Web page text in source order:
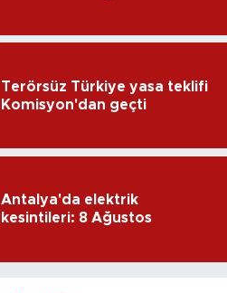
Terörsüz Türkiye yasa teklifi
Komisyon'dan geçti
Antalya'da elektrik
kesintileri: 8 Ağustos